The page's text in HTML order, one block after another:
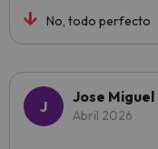
No, todo perfecto
Jose Miguel
Abril 2026